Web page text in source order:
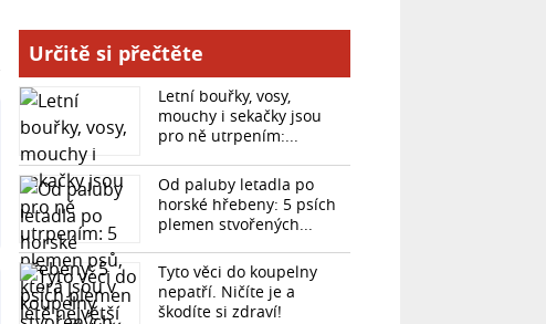
Určitě si přečtěte
Letní bouřky, vosy,
mouchy i sekačky jsou
pro ně utrpením:...
Od paluby letadla po
horské hřebeny: 5 psích
plemen stvořených...
Tyto věci do koupelny
nepatří. Ničíte je a
škodíte si zdraví!